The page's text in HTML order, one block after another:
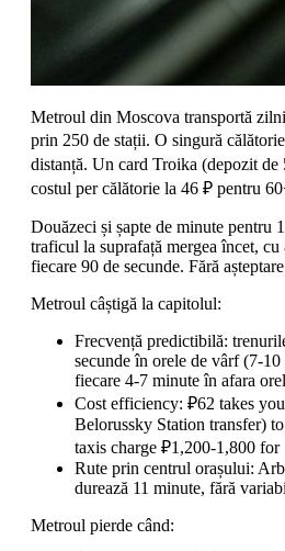
Metroul din Moscova transportă
prin 250 de stații. O singură
distanță. Un card Troika (depozit
costul per călătorie la 46 ₽ pentru
Douăzeci și șapte de minute pentru
traficul la suprafață mergea încet,
fiecare 90 de secunde. Fără
Metroul câștigă la capitolul:
Frecvență predictibilă:
secunde în orele de vârf (7-
fiecare 4-7 minute în afara
Cost efficiency: ₽62 takes
Belorussky Station transfer)
taxis charge ₽1,200-1,800 for
Rute prin centrul orașului:
durează 11 minute, fără
Metroul pierde când: